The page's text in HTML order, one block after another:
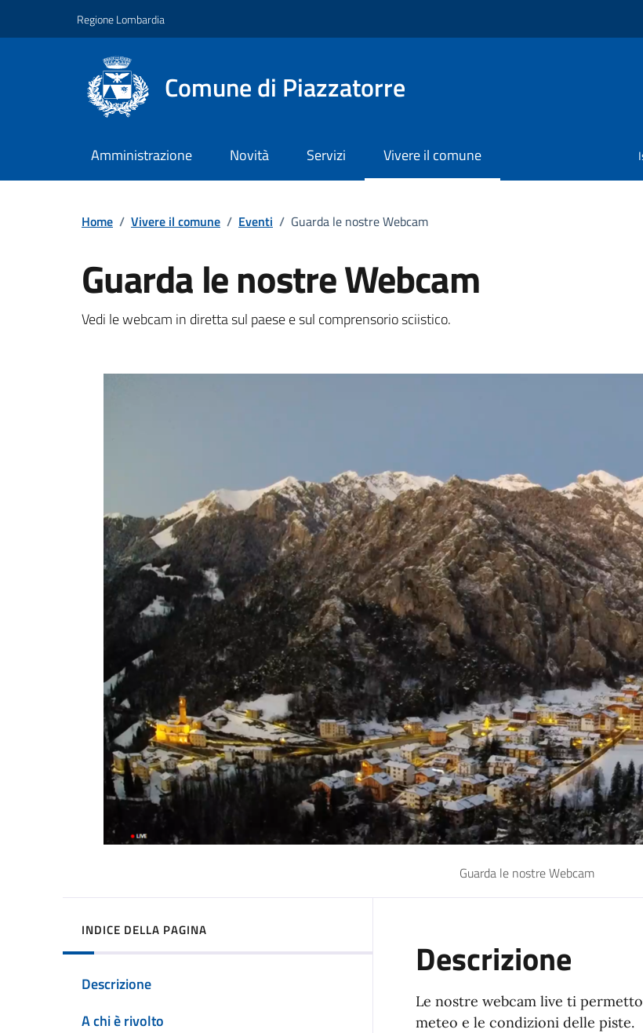
Regione Lombardia
Comune di Piazzatorre
Amministrazione Novità Servizi Vivere il comune
Home / Vivere il comune / Eventi / Guarda le nostre Webcam
Guarda le nostre Webcam
Dettagli della notizia
Vedi le webcam in diretta sul paese e sul comprensorio sciistico.
Guarda le nostre Webcam
INDICE DELLA PAGINA
Descrizione
A chi è rivolto
Descrizione
Le nostre webcam live ti
meteo e le condizioni delle piste.